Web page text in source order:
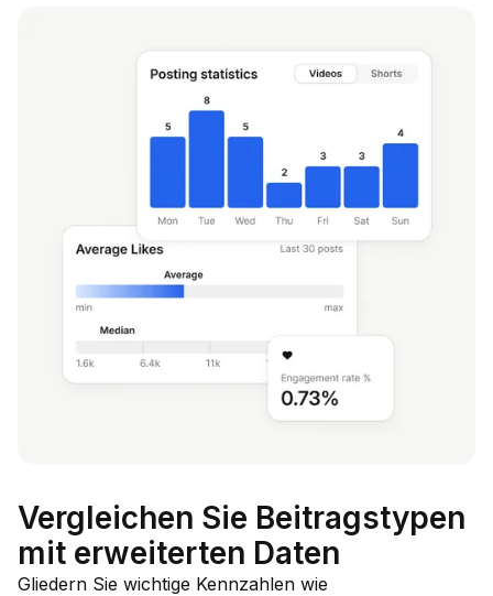
Vergleichen Sie Beitragstypen
mit erweiterten Daten
Gliedern Sie wichtige Kennzahlen wie